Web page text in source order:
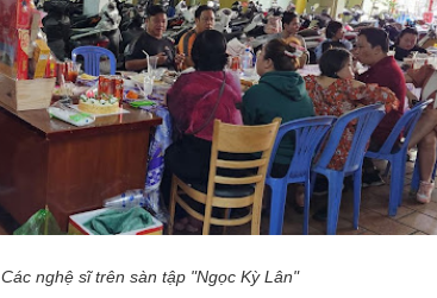
Các nghệ sĩ trên sàn tập "Ngọc Kỳ Lân"